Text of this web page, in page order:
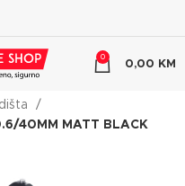
0
0,00 KM
40MM MATT BLACK